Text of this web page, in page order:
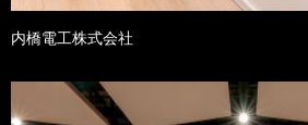
内橋電工株式会社